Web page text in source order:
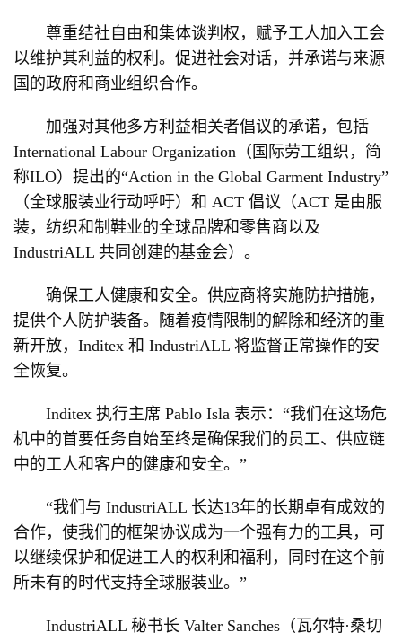
尊重结社自由和集体谈判权，赋予工人加入工会
以维护其利益的权利。促进社会对话，并承诺与来源
国的政府和商业组织合作。
加强对其他多方利益相关者倡议的承诺，包括
International Labour Organization（国际劳工组织，简
称ILO）提出的“Action in the Global Garment Industry”
（全球服装业行动呼吁）和 ACT 倡议（ACT 是由服
装，纺织和制鞋业的全球品牌和零售商以及
IndustriALL 共同创建的基金会）。
确保工人健康和安全。供应商将实施防护措施，
提供个人防护装备。随着疫情限制的解除和经济的重
新开放，Inditex 和 IndustriALL 将监督正常操作的安
全恢复。
Inditex 执行主席 Pablo Isla 表示：“我们在这场危
机中的首要任务自始至终是确保我们的员工、供应链
中的工人和客户的健康和安全。”
“我们与 IndustriALL 长达13年的长期卓有成效的
合作，使我们的框架协议成为一个强有力的工具，可
以继续保护和促进工人的权利和福利，同时在这个前
所未有的时代支持全球服装业。”
IndustriALL 秘书长 Valter Sanches（瓦尔特·桑切